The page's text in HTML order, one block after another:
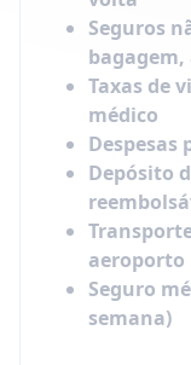
Seguros
Taxas de
médico
Despesas
Depósito
aeroporto
Seguro
semana)